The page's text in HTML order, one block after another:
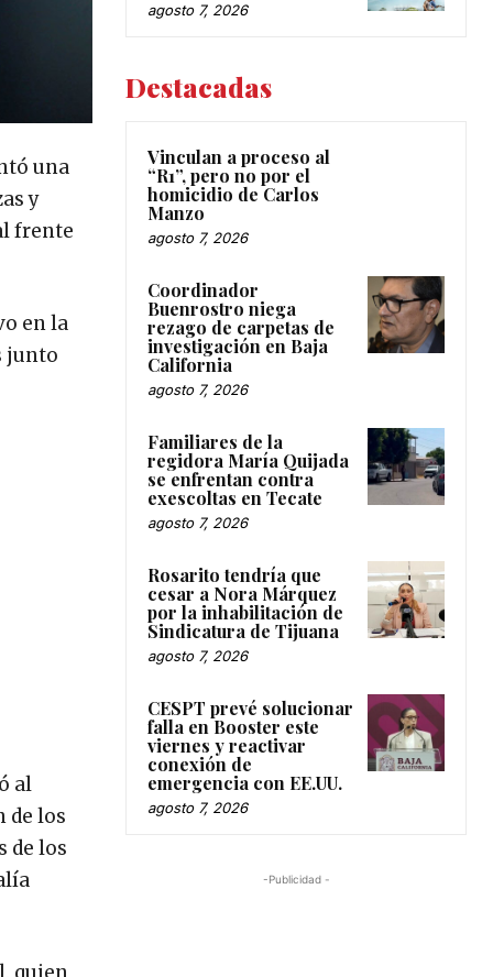
una
y
frente
en la
junto
al
de los
de los
quien
agosto 7, 2026
Destacadas
Vinculan a proceso al
“R1”, pero no por el
homicidio de Carlos
Manzo
agosto 7, 2026
Coordinador
Buenrostro niega
rezago de carpetas de
investigación en Baja
California
agosto 7, 2026
Familiares de la
regidora María Quijada
se enfrentan contra
exescoltas en Tecate
agosto 7, 2026
Rosarito tendría que
cesar a Nora Márquez
por la inhabilitación de
Sindicatura de Tijuana
agosto 7, 2026
CESPT prevé solucionar
falla en Booster este
viernes y reactivar
conexión de
emergencia con EE.UU.
agosto 7, 2026
-Publicidad -